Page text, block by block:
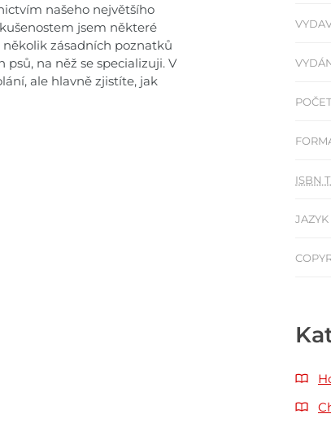
našeho největšího
jsem některé
zásadních poznatků
na něž se specializuji. V
ale hlavně zjistíte, jak
ISBN
JAZYK